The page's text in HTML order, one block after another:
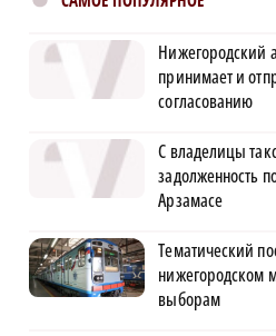
Нижегородский
принимает и
согласованию
С владелицы
задолженность
Арзамасе
Тематический
нижегородском
выборам